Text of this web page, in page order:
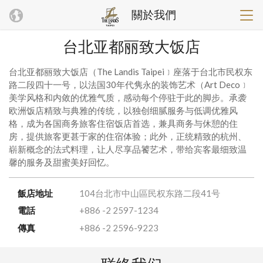
關於我們
台北亚都丽致大饭店
台北亚都丽致大饭店（The Landis Taipei﹞座落于台北市民权东
路二段四十一号，以法国30年代隽永的装饰艺术（Art Deco﹞
美学风格和内敛的优雅气质，感动每个停驻于此的脚步。承袭
欧洲饭店精致与典雅的传统，以独创细腻服务与低调优雅风
格，成为各国商务旅客住宿饭店首选，兼具商务与休憩的住
房，提供旅客更甚于家的住宿体验；此外，正统精致的杭州、
崭新概念的法式料理，让人尽享品饕艺术，带给宾客最细致温
馨的服务及甜蜜美好回忆。
飯店地址
104台北市中山區民权东路二段41号
電話
+886 -2 2597-1234
傳真
+886 -2 2596-9223